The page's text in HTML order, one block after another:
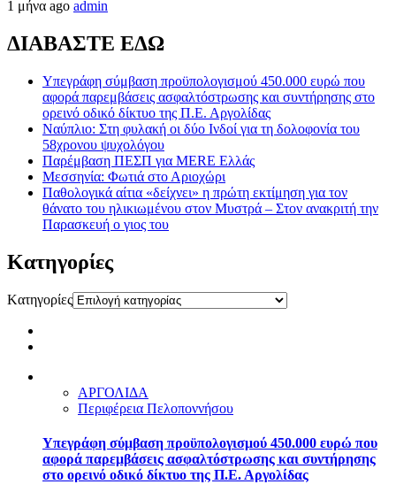
1 μήνα ago admin
ΔΙΑΒΑΣΤΕ ΕΔΩ
Υπεγράφη σύμβαση προϋπολογισμού 450.000 ευρώ που
αφορά παρεμβάσεις ασφαλτόστρωσης και συντήρησης στο
ορεινό οδικό δίκτυο της Π.Ε. Αργολίδας
Ναύπλιο: Στη φυλακή οι δύο Ινδοί για τη δολοφονία του
58χρονου ψυχολόγου
Παρέμβαση ΠΕΣΠ για MERE Ελλάς
Μεσσηνία: Φωτιά στο Αριοχώρι
Παθολογικά αίτια «δείχνει» η πρώτη εκτίμηση για τον
θάνατο του ηλικιωμένου στον Μυστρά – Στον ανακριτή την
Παρασκευή ο γιος του
Kατηγορίες
Kατηγορίες
ΑΡΓΟΛΙΔΑ
Περιφέρεια Πελοποννήσου
Υπεγράφη σύμβαση προϋπολογισμού 450.000 ευρώ που
αφορά παρεμβάσεις ασφαλτόστρωσης και συντήρησης
στο ορεινό οδικό δίκτυο της Π.Ε. Αργολίδας